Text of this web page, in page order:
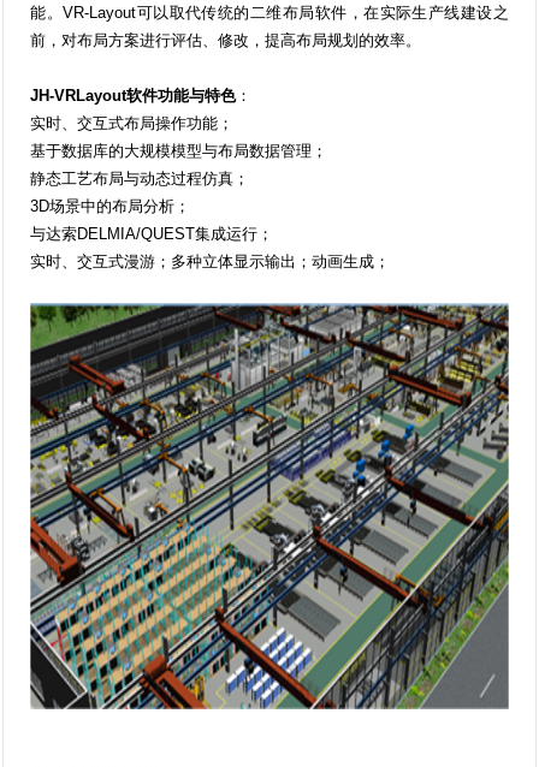
能。VR-Layout可以取代传统的二维布局软件，在实际生产线建设之
前，对布局方案进行评估、修改，提高布局规划的效率。
JH-VRLayout软件功能与特色：
实时、交互式布局操作功能；
基于数据库的大规模模型与布局数据管理；
静态工艺布局与动态过程仿真；
3D场景中的布局分析；
与达索DELMIA/QUEST集成运行；
实时、交互式漫游；多种立体显示输出；动画生成；